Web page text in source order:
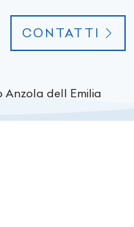
CONTATTI
Anzola dell Emilia